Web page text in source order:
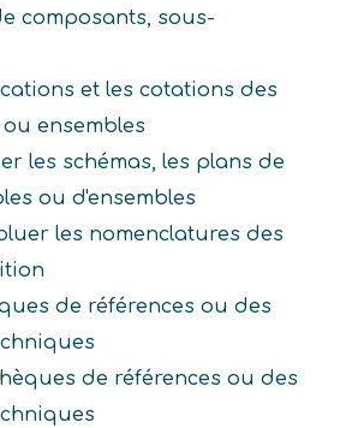
composants, sous-
et les cotations des
ensembles
les schémas, les plans de
ou d'ensembles
les nomenclatures des
de références ou des
de références ou des